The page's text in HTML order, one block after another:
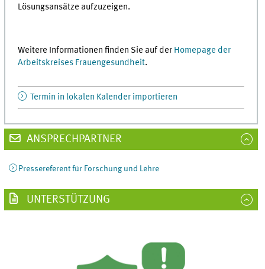
Lösungsansätze aufzuzeigen.
Weitere Informationen finden Sie auf der Homepage der
Arbeitskreises Frauengesundheit.
Termin in lokalen Kalender importieren
ANSPRECHPARTNER
Pressereferent für Forschung und Lehre
UNTERSTÜTZUNG